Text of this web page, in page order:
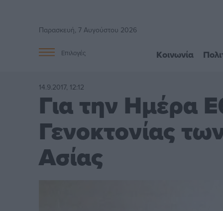
Παρασκευή, 7 Αυγούστου 2026
Επιλογές Κοινωνία
14.9.2017, 12:12
Για την Ημέρα
Γενοκτονίας
Ασίας